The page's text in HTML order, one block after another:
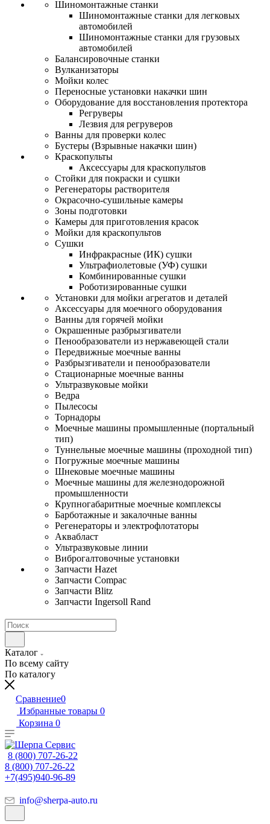
Шиномонтажные станки
Шиномонтажные станки для легковых
автомобилей
Шиномонтажные станки для грузовых
автомобилей
Балансировочные станки
Вулканизаторы
Мойки колес
Переносные установки накачки шин
Оборудование для восстановления протектора
Регруверы
Лезвия для регруверов
Ванны для проверки колес
Бустеры (Взрывные накачки шин)
Краскопульты
Аксессуары для краскопультов
Стойки для покраски и сушки
Регенераторы растворителя
Окрасочно-сушильные камеры
Зоны подготовки
Камеры для приготовления красок
Мойки для краскопультов
Сушки
Инфракрасные (ИК) сушки
Ультрафиолетовые (УФ) сушки
Комбинированные сушки
Роботизированные сушки
Установки для мойки агрегатов и деталей
Аксессуары для моечного оборудования
Ванны для горячей мойки
Окрашенные разбрызгиватели
Пенообразователи из нержавеющей стали
Передвижные моечные ванны
Разбрызгиватели и пенообразователи
Стационарные моечные ванны
Ультразвуковые мойки
Ведра
Пылесосы
Торнадоры
Моечные машины промышленные (портальный
тип)
Туннельные моечные машины (проходной тип)
Погружные моечные машины
Шнековые моечные машины
Моечные машины для железнодорожной
промышленности
Крупногабаритные моечные комплексы
Барботажные и закалочные ванны
Регенераторы и электрофлотаторы
Аквабласт
Ультразвуковые линии
Виброгалтовочные установки
Запчасти Hazet
Запчасти Compac
Запчасти Blitz
Запчасти Ingersoll Rand
Каталог
По всему сайту
По каталогу
Сравнение0
Избранные товары 0
Корзина 0
8 (800) 707-26-22
8 (800) 707-26-22
+7(495)940-96-89
info@sherpa-auto.ru